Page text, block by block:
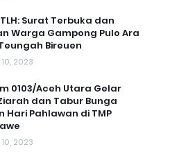
Surat Terbuka dan
Warga Gampong Pulo Ara
Bireuen
2023
0103/Aceh Utara Gelar
dan Tabur Bunga
Hari Pahlawan di TMP
2023